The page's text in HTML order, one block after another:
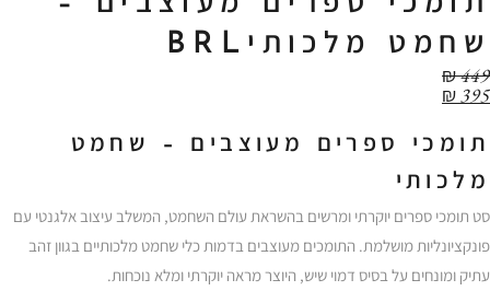
שחמט מלכותיBRL
₪449
₪395
תומכי ספרים מעוצבים – שחמט
מלכותי
סט תומכי ספרים יוקרתי ומרשים בהשראת עולם השחמט, המשלב עיצוב אלגנטי עם
פונקציונליות מושלמת. התומכים מעוצבים בדמות כלי שחמט מלכותיים בגוון זהב
עתיק ומונחים על בסיס דמוי שיש, היוצר מראה יוקרתי ומלא נוכחות.